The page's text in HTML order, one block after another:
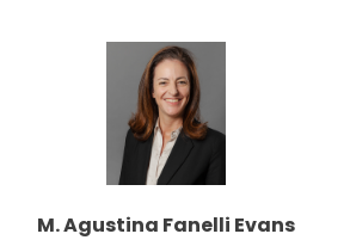
M. Agustina Fanelli Evans